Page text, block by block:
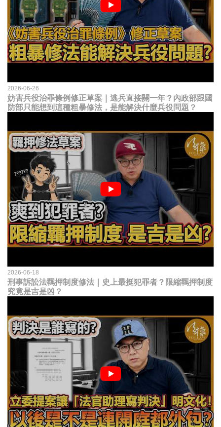
2026-06-26
妨害兵役治罪條例修正草案｜逃兵直接關一年？內政部跟國
防部只能想到這種粗暴修法，是能解決什麼兵役問題？
2026-06-18
刑事訴訟法羈押制度修法｜史上最挺犯罪者？限縮羈押制度
究竟是吉是凶？